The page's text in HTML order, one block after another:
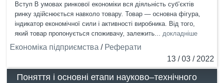
Вступ В умовах ринкової економіки вся діяльність суб’єктів
ринку здійснюється навколо товару. Товар — основна фігура,
індикатор економічної сили і активності виробника. Від того,
який товар пропонується споживачу, залежить... докладніше
Економіка підприємства / Реферати
13 / 03 / 2022
Поняття і основні етапи науково–технічного